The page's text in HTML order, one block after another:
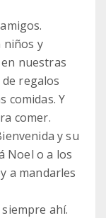
niños y
nuestras
regalos
comidas. Y
comer.
y su
Noel o a los
a mandarles
ahí.